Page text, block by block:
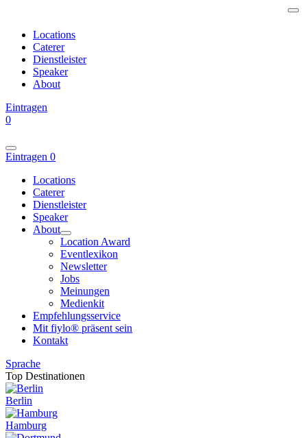
Locations
Caterer
Dienstleister
Speaker
About
Eintragen
0
Eintragen 0
Locations
Caterer
Dienstleister
Speaker
About
Location Award
Eventlexikon
Newsletter
Jobs
Meinungen
Medienkit
Empfehlungsservice
Mit fiylo® präsent sein
Kontakt
Sprache
Top Destinationen
Berlin
Hamburg